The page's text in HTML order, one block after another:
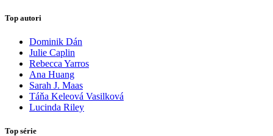
Top autori
Dominik Dán
Julie Caplin
Rebecca Yarros
Ana Huang
Sarah J. Maas
Táňa Keleová Vasilková
Lucinda Riley
Top série